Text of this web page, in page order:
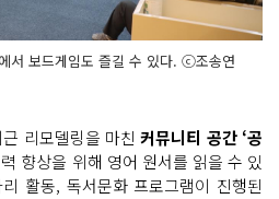
서 보드게임도 즐길 수 있다. ⓒ조송연
리모델링을 마친커뮤니티 공간 ‘공
향상을 위해 영어 원서를 읽을 수 있
활동, 독서문화 프로그램이 진행된